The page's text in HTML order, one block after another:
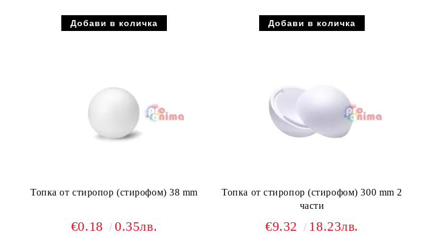
Топка от стиропор (стирофом) 38 mm
€0.18 0.35лв.
Топка от стиропор (стирофом) 300 mm 2
части
€9.32 18.23лв.